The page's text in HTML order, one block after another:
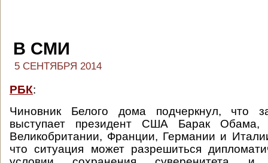
В СМИ
5 СЕНТЯБРЯ 2014
РБК:
Чиновник Белого дома подчеркнул, что
выступает президент США Барак
Великобритании, Франции, Германии и
что ситуация может разрешиться